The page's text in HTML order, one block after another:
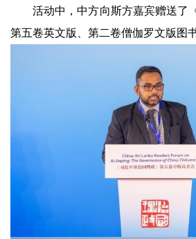
活动中，中方向斯方嘉宾赠送了
第五卷英文版、第二卷僧伽罗文版图书